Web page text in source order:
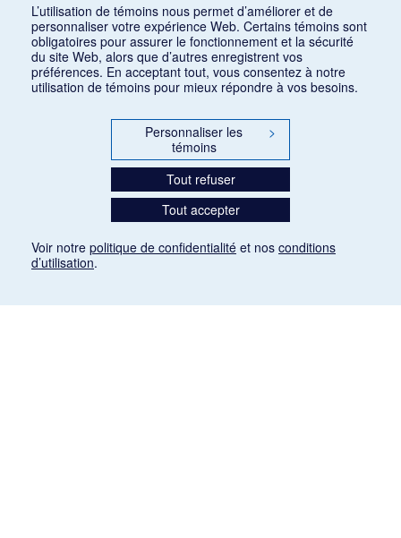
L’utilisation de témoins nous permet d’améliorer et de
personnaliser votre expérience Web. Certains témoins sont
obligatoires pour assurer le fonctionnement et la sécurité
du site Web, alors que d’autres enregistrent vos
préférences. En acceptant tout, vous consentez à notre
utilisation de témoins pour mieux répondre à vos besoins.
Personnaliser les
témoins
>
Tout refuser
Tout accepter
Voir notre politique de confidentialité et nos conditions
d’utilisation.